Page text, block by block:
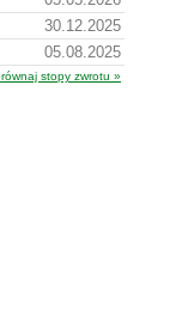
30.12.2025
05.08.2025
stopy zwrotu »